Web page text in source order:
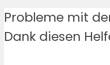
Probleme mit
Dank diesen